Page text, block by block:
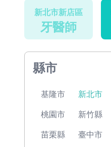
新北市新店區
牙醫師
縣市
基隆市 新北市
桃園市 新竹縣
苗栗縣 臺中市